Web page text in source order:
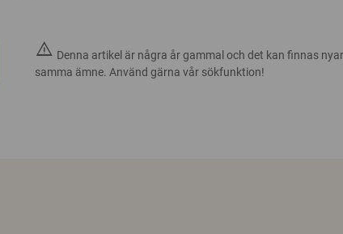
warning Denna artikel är några år gammal och det kan finnas
samma ämne. Använd gärna vår sökfunktion!